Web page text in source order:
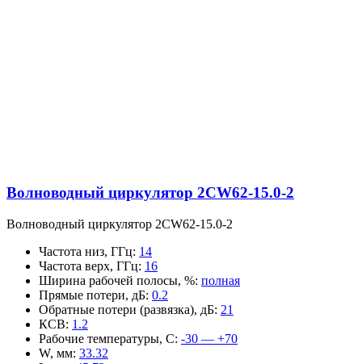
Волноводный циркулятор 2CW62-15.0-2
Волноводный циркулятор 2CW62-15.0-2
Частота низ, ГГц: 14
Частота верх, ГГц: 16
Ширина рабочей полосы, %: полная
Прямые потери, дБ: 0.2
Обратные потери (развязка), дБ: 21
КСВ: 1.2
Рабочие температуры, С: -30 — +70
W, мм: 33.32